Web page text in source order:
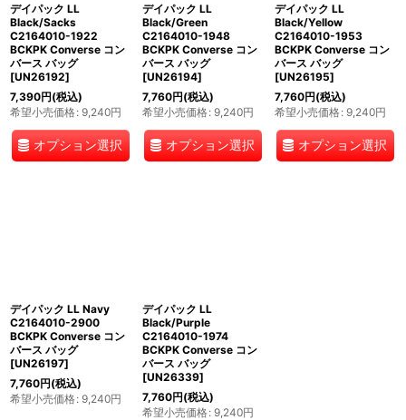
デイパック LL
Black/Sacks
C2164010-1922
BCKPK Converse コン
バース バッグ
[UN26192]
7,390円(税込)
希望小売価格: 9,240円
オプション選択
デイパック LL
Black/Green
C2164010-1948
BCKPK Converse コン
バース バッグ
[UN26194]
7,760円(税込)
希望小売価格: 9,240円
オプション選択
デイパック LL
Black/Yellow
C2164010-1953
BCKPK Converse コン
バース バッグ
[UN26195]
7,760円(税込)
希望小売価格: 9,240円
オプション選択
デイパック LL Navy
C2164010-2900
BCKPK Converse コン
バース バッグ
[UN26197]
7,760円(税込)
希望小売価格: 9,240円
デイパック LL
Black/Purple
C2164010-1974
BCKPK Converse コン
バース バッグ
[UN26339]
7,760円(税込)
希望小売価格: 9,240円